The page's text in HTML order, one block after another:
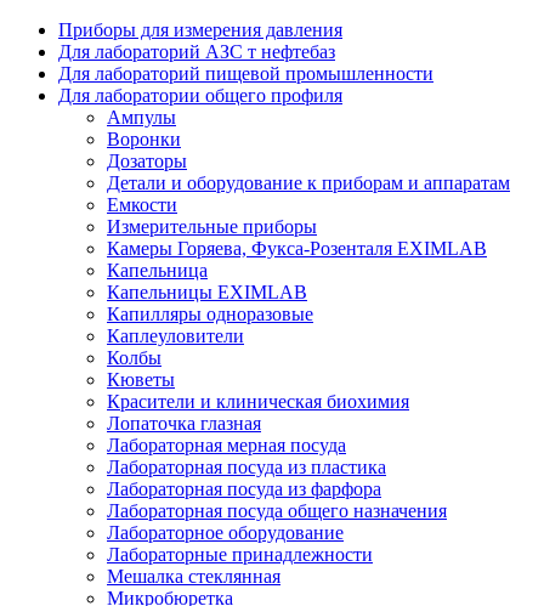
Приборы для измерения давления
Для лабораторий АЗС т нефтебаз
Для лабораторий пищевой промышленности
Для лаборатории общего профиля
Ампулы
Воронки
Дозаторы
Детали и оборудование к приборам и аппаратам
Емкости
Измерительные приборы
Камеры Горяева, Фукса-Розенталя EXIMLAB
Капельница
Капельницы EXIMLAB
Капилляры одноразовые
Каплеуловители
Колбы
Кюветы
Красители и клиническая биохимия
Лопаточка глазная
Лабораторная мерная посуда
Лабораторная посуда из пластика
Лабораторная посуда из фарфора
Лабораторная посуда общего назначения
Лабораторное оборудование
Лабораторные принадлежности
Мешалка стеклянная
Микробюретка